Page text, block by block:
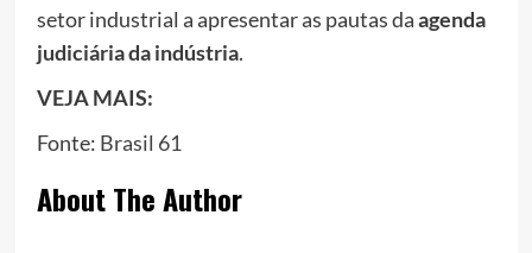
setor industrial a apresentar as pautas daagenda
judiciária da indústria.
VEJA MAIS:
Fonte: Brasil 61
About The Author